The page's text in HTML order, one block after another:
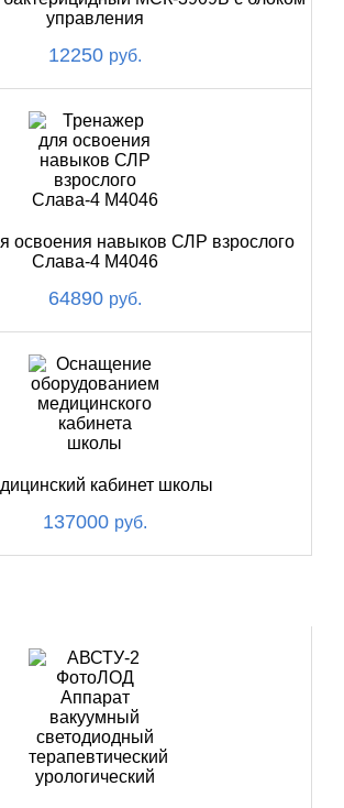
управления
12250 руб.
освоения навыков СЛР взрослого
Слава-4 М4046
64890 руб.
кабинет школы
137000 руб.